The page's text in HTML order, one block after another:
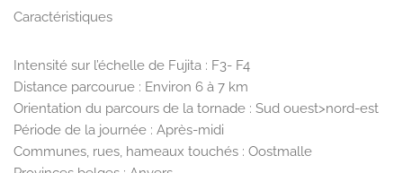
Caractéristiques
Intensité sur l’échelle de Fujita : F3- F4
Distance parcourue : Environ 6 à 7 km
Orientation du parcours de la tornade : Sud ouest>nord-est
Période de la journée : Après-midi
Communes, rues, hameaux touchés : Oostmalle